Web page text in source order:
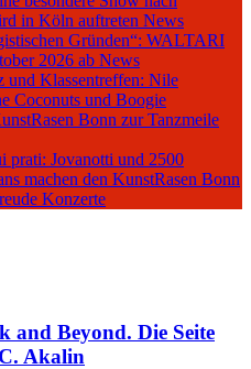
in Köln auftreten News
Gründen“: WALTARI
2026 ab News
und Klassentreffen: Nile
Coconuts und Boogie
Bonn zur Tanzmeile
prati: Jovanotti und 2500
machen den KunstRasen Bonn
Konzerte
and Beyond. Die Seite
Akalin